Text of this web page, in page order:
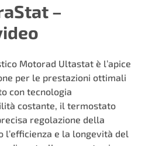
–
Motorad Ultastat è l’apice
per le prestazioni ottimali
con tecnologia
costante, il termostato
regolazione della
e la longevità del